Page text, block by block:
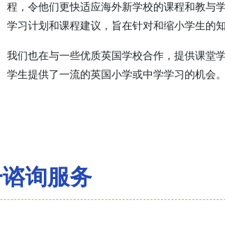
程，令他们更快适应海外新学校的课程和教与
学习计划和课程建议，旨在针对和缩小学生的知
我们也在与一些优质英国学校合作，提供课堂
学生提供了一流的英国小学或中学学习的机会。
询服务